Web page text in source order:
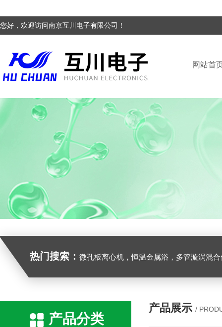
您好，欢迎访问南京互川电子有限公司！
网站首
热门搜索： 微孔板离心机，恒温金属浴，多管漩涡混合仪，梅毒旋转仪,红外线灭菌器，微孔板恒温振荡器，恒温混匀仪，水平摇床，牛奶抗生素恒
产品分类
产品展示 /